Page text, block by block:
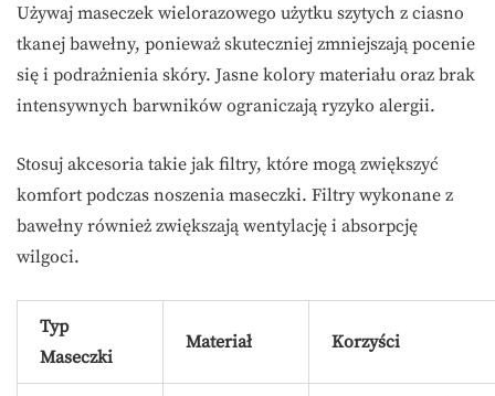
Używaj maseczek wielorazowego użytku szytych z ciasno
tkanej bawełny, ponieważ skuteczniej zmniejszają pocenie
się i podrażnienia skóry. Jasne kolory materiału oraz brak
intensywnych barwników ograniczają ryzyko alergii.
Stosuj akcesoria takie jak filtry, które mogą zwiększyć
komfort podczas noszenia maseczki. Filtry wykonane z
bawełny również zwiększają wentylację i absorpcję
wilgoci.
Typ
Maseczki
Materiał Korzyści